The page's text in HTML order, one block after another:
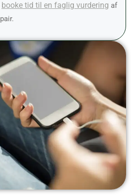
booke tid til en faglig vurdering af